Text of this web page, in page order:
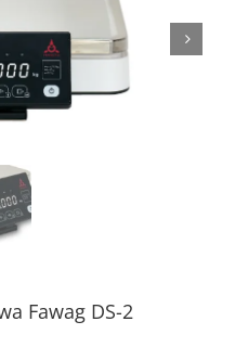
Fawag DS-2